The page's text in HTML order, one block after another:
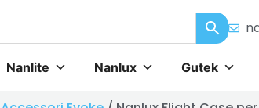
Nanlite Nanlux Gutek